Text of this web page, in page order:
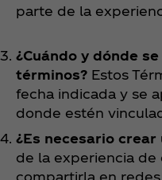
parte de la
¿Cuándo y dónde
términos? Estos
fecha indicada y se
donde estén
¿Es necesario crear
de la experiencia de
compartirla en